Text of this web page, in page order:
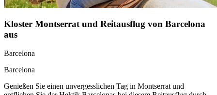
Kloster Montserrat und Reitausflug von Barcelona
aus
Barcelona
Barcelona
Genießen Sie einen unvergesslichen Tag in Montserrat und